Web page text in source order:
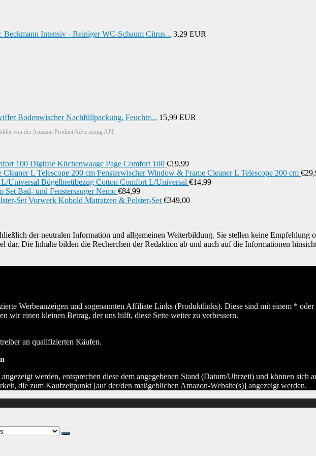
Beckmann Intensiv - Reiniger WC-Schaum Citrus... 3,29 EUR
Bodenwischer Nachfüllpackung, Feuchte... 15,99 EUR
von der Amazon Product Advertising API
Digitale Küchenwaage Page Comfort 100 €19,99
Fensterwischer Window & Frame Cleaner L Telescope 200 cm €
Bügelbrettbezug Cotton Comfort L/Universal €14,99
Set Bad- und Fenstersauger Nemo €84,99
Vorwerk Kobold Matratzen & Polster-Set €349,00
der neutralen Information und allgemeinen Weiterbildung. Sie stellen keine Empfehlung
dar. Die Inhalte bilden die Recherchen der Redaktion ab und auch auf die Informationen
Werbeanzeigen und sogenannten Affiliate Links (Produktlinks). Diese sind mit einem *
wir einen kleinen Betrag, der uns hilft, diese Seite weiter zu verbessern.
an qualifizierten Käufen.
werden, entsprechen diese dem angegebenen Stand (Datum/Uhrzeit) und können
die zum Kaufzeitpunkt [auf der/den maßgeblichen Amazon-Website(s)] angezeigt werden.